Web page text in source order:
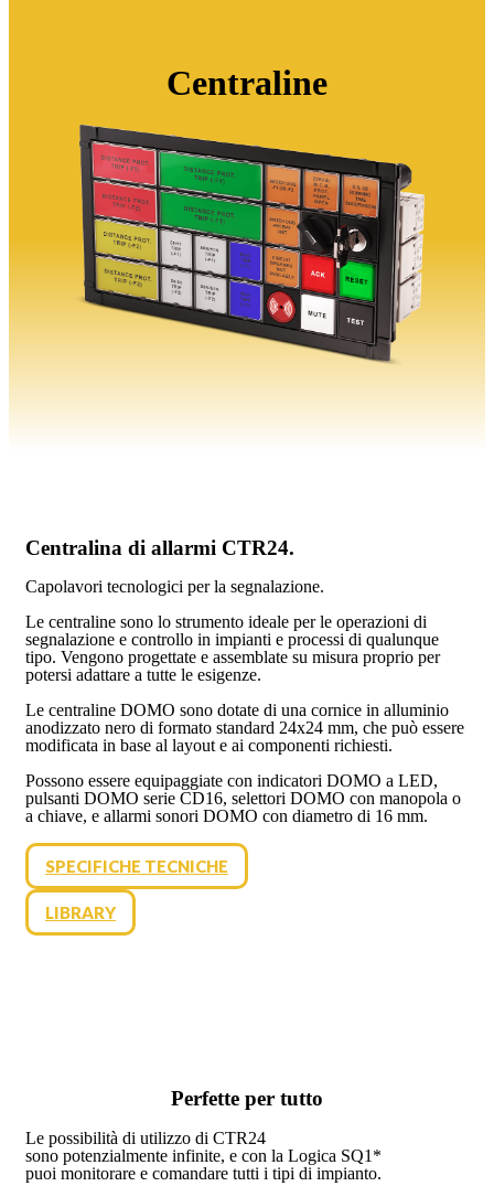
Centraline
Centralina di allarmi CTR24.
Capolavori tecnologici per la segnalazione.
Le centraline sono lo strumento ideale per le operazioni di
segnalazione e controllo in impianti e processi di qualunque
tipo. Vengono progettate e assemblate su misura proprio per
potersi adattare a tutte le esigenze.
Le centraline DOMO sono dotate di una cornice in alluminio
anodizzato nero di formato standard 24x24 mm, che può essere
modificata in base al layout e ai componenti richiesti.
Possono essere equipaggiate con indicatori DOMO a LED,
pulsanti DOMO serie CD16, selettori DOMO con manopola o
a chiave, e allarmi sonori DOMO con diametro di 16 mm.
SPECIFICHE TECNICHE
LIBRARY
Perfette per tutto
Le possibilità di utilizzo di CTR24
sono potenzialmente infinite, e con la Logica SQ1*
puoi monitorare e comandare tutti i tipi di impianto.